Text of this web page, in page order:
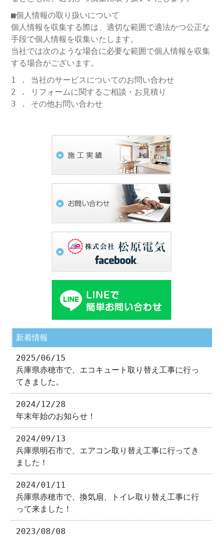
■個人情報の取り扱いについて
個人情報を収集する際は、適切な範囲で適法かつ公正な
手段で個人情報を収集いたします。
当社では次のような場合に必要な範囲で個人情報を収集
する場合がございます。
1 . 当社のサービスについてのお問い合わせ
2 . リフォームに関するご相談・お見積り
3 . その他お問い合わせ
新着情報
2025/06/15
兵庫県赤穂市で、エコキュート取り替え工事に行っ
てきました。
2024/12/28
年末年始のお知らせ！
2024/09/13
兵庫県明石市で、エアコン取り替え工事に行ってき
ました！
2024/01/11
兵庫県赤穂市で、換気扇、トイレ取り替え工事に行
って来ました！
2023/08/08